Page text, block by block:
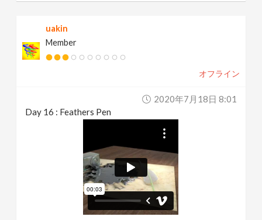
uakin
Member
オフライン
2020年7月18日 8:01
Day 16 : Feathers Pen